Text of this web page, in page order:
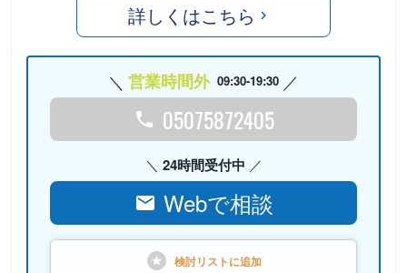
詳しくはこちら
営業時間外 09:30-19:30
05075872405
24時間受付中
Webで相談
検討リストに追加